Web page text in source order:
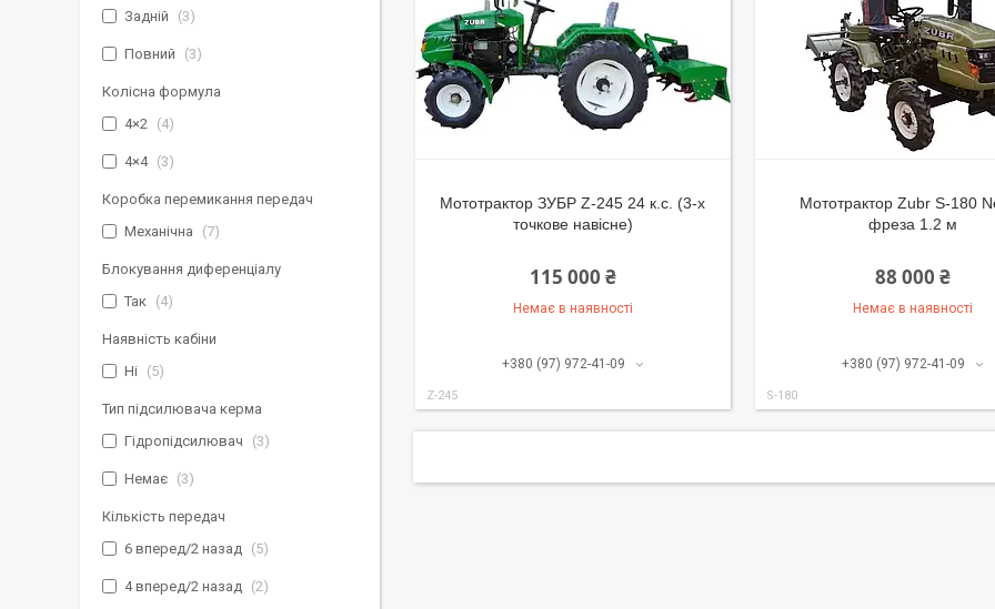
Мототрактор ЗУБР Z-245 24 к.с. (3-х
точкове навісне)
115 000 ₴
Немає в наявності
+380 (97) 972-41-09
Z-245
Мототрактор Zubr S-180
фреза 1.2 м
88 000 ₴
Немає в наявності
+380 (97) 972-41-09
S-180
Задній
3
Повний 3
Колісна формула
4×2
4
4×4 3
Коробка перемикання передач
Механічна
7
Блокування диференціалу
Так
4
Наявність кабіни
Ні
5
Тип підсилювача керма
Гідропідсилювач
3
Немає 3
Кількість передач
6 вперед/2 назад
5
4 вперед/2 назад 2